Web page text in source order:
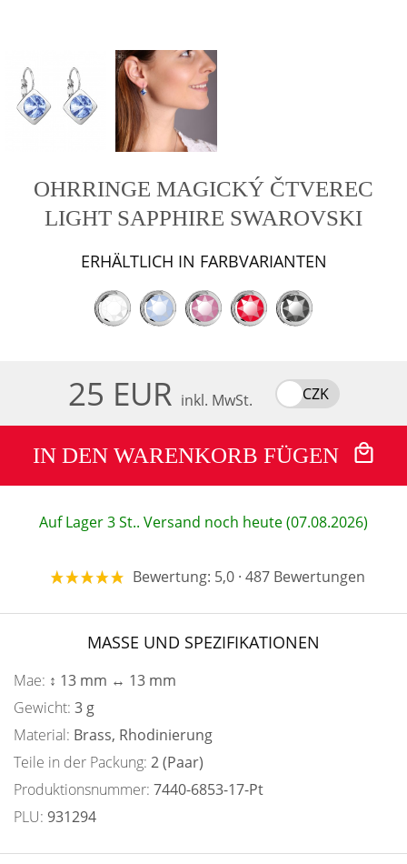
OHRRINGE MAGICKÝ ČTVEREC
LIGHT SAPPHIRE SWAROVSKI
ERHÄLTLICH IN FARBVARIANTEN
25 EUR inkl. MwSt. CZK
IN DEN WARENKORB FÜGEN
Auf Lager 3 St.. Versand noch heute (07.08.2026)
Bewertung: 5,0 · 487 Bewertungen
MASSE UND SPEZIFIKATIONEN
Mae: ↕ 13 mm ↔ 13 mm
Gewicht: 3 g
Material: Brass, Rhodinierung
Teile in der Packung: 2 (Paar)
Produktionsnummer: 7440-6853-17-Pt
PLU: 931294